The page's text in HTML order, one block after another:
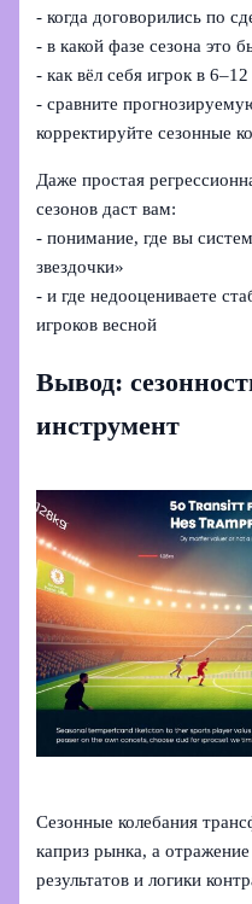
- когда договорились по
- в какой фазе сезона это
- как вёл себя игрок в
- сравните
корректируйте сезонные
Даже простая
сезонов даст вам:
- понимание, где вы
звездочки»
- и где недооцениваете
игроков весной
Вывод:
инструмент
Сезонные колебания
каприз рынка, а
результатов и логики